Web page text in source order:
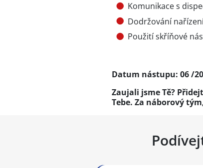
Komunikace s
Dodržování
Použití skříňové
Datum nástupu: 06 /
Zaujali jsme Tě?
Tebe. Za náborový